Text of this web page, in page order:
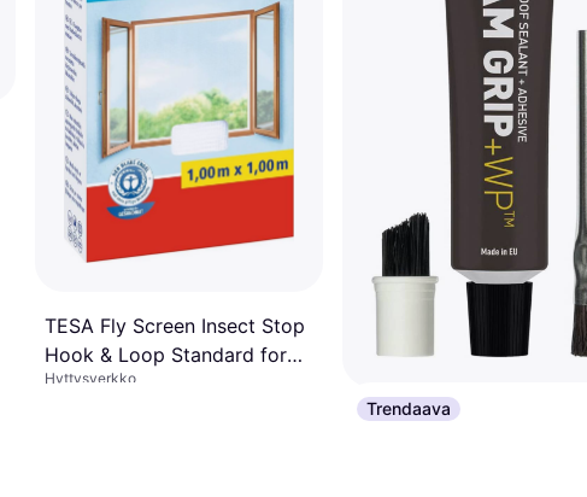
TESA Fly Screen Insect Stop
Hook & Loop Standard for
Windows 100cm x 100cm
Hyttysverkko
McNett Gear Aid Seamgrip
Trendaava